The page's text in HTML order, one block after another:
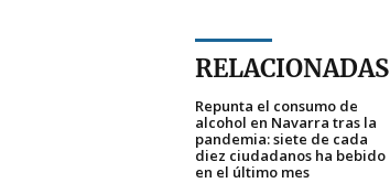
RELACIONADAS
Repunta el consumo de
alcohol en Navarra tras la
pandemia: siete de cada
diez ciudadanos ha bebido
en el último mes